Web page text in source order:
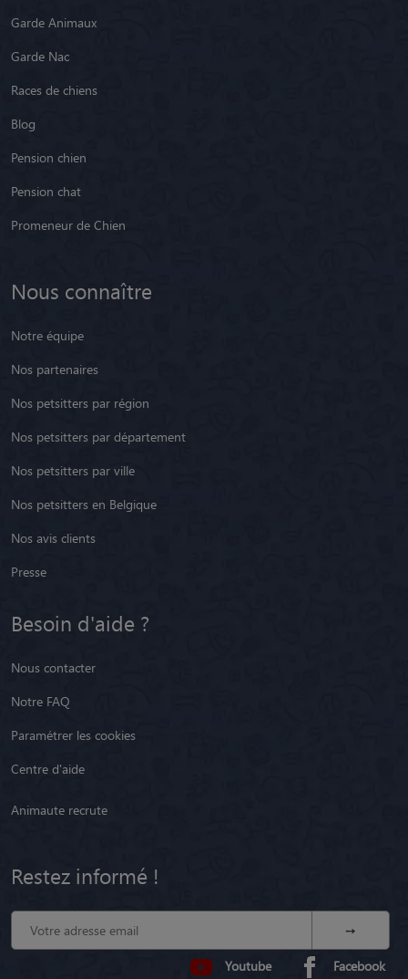
Garde Animaux
Garde Nac
Races de chiens
Blog
Pension chien
Pension chat
Promeneur de Chien
Nous connaître
Notre équipe
Nos partenaires
Nos petsitters par région
Nos petsitters par département
Nos petsitters par ville
Nos petsitters en Belgique
Nos avis clients
Presse
Besoin d'aide ?
Nous contacter
Notre FAQ
Paramétrer les cookies
Centre d'aide
Animaute recrute
Restez informé !
Youtube Facebook